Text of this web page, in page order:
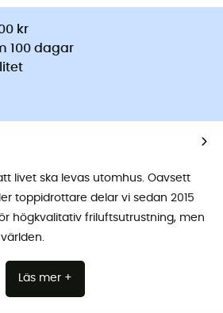
kr
100 dagar
livet ska levas utomhus. Oavsett
toppidrottare delar vi sedan 2015
högkvalitativ friluftsutrustning, men
Läs mer +